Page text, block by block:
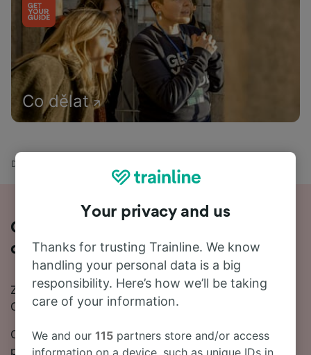
Co dělat
Domů
Cestujte vlakem z Paris Montparnasse
do Chartres za 1 h 1 m
Zvažujete cestu vlakem z Paris Montparnasse do
Chartres? Máme to pro vás.
Cesta vlakem z Paris Montparnasse do Chartres trvá
přibližně 1 h 11 m. Pokud se do cíle chcete dostat co
Your privacy and us
Thanks for trusting Trainline. We know
handling your personal data is a big
responsibility. Here’s how we’ll be taking
care of your information.
We and our115 partners store and/or access
information on a device, such as unique IDs in